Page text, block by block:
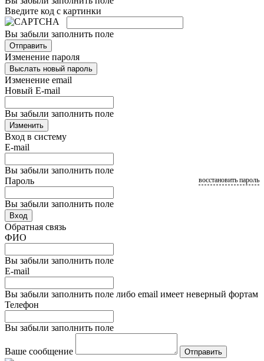
Введите код с картинки
Вы забыли заполнить поле
Отправить
Изменение пароля
Выслать новый пароль
Изменение email
Новый E-mail
Вы забыли заполнить поле
Изменить
Вход в систему
E-mail
Вы забыли заполнить поле
Пароль
Вы забыли заполнить поле
восстановить пароль
Вход
Обратная связь
ФИО
Вы забыли заполнить поле
E-mail
Вы забыли заполнить поле либо email имеет неверный фортам
Телефон
Вы забыли заполнить поле
Ваше сообщение Отправить